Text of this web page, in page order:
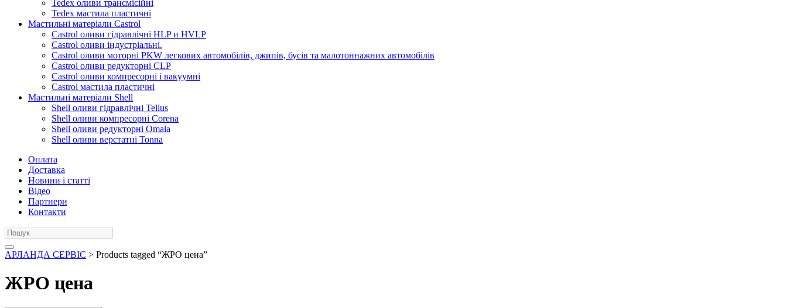
Tedex оливи трансмісійні
Tedex мастила пластичні
Мастильні матеріали Castrol
Castrol оливи гідравлічні HLP и HVLP
Castrol оливи індустріальні.
Castrol оливи моторні PKW легкових автомобілів, джипів, бусів та малотоннажних автомобілів
Castrol оливи редукторні CLP
Castrol оливи компресорні і вакуумні
Castrol мастила пластичні
Мастильні матеріали Shell
Shell оливи гідравлічні Tellus
Shell оливи компресорні Corena
Shell оливи редукторні Omala
Shell оливи верстатні Tonna
Оплата
Доставка
Новини і статті
Відео
Партнери
Контакти
АРЛАНДА СЕРВІС > Products tagged “ЖРО цена”
ЖРО цена